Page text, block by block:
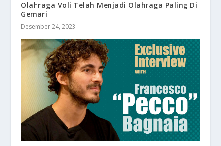
Olahraga Voli Telah Menjadi Olahraga Paling Di
Gemari
Desember 24, 2023